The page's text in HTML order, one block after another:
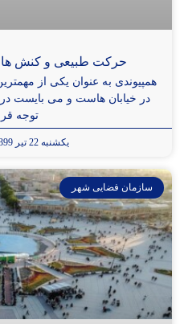
حرکت طبیعی و کنش
همپیوندی به عنوان یکی از
در خیابان هاست و می بایست
توجه
یکشنبه 22 تیر 1399
سازمان فضایی شهر